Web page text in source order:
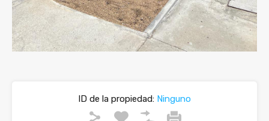
ID de la propiedad: Ninguno